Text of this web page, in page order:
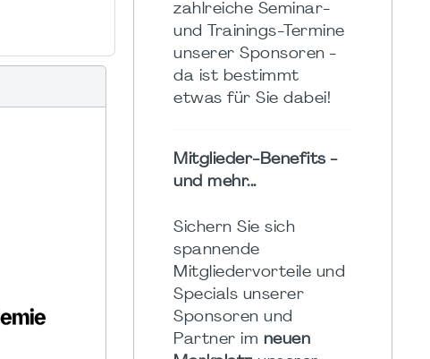
zahlreiche Seminar-
und Trainings-Termine
unserer Sponsoren -
da ist bestimmt
etwas für Sie dabei!
Mitglieder-Benefits -
und mehr...
Sichern Sie sich
spannende
Mitgliedervorteile und
Specials unserer
Sponsoren und
Partner im neuen